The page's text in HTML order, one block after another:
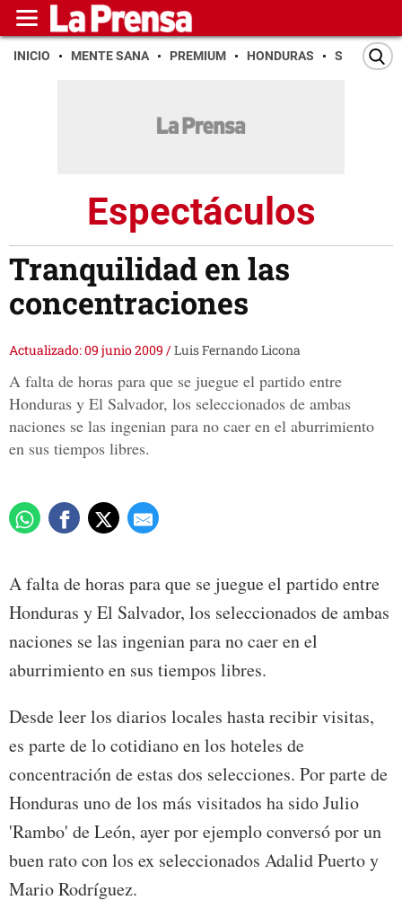
INICIO MENTE SANA PREMIUM HONDURAS SAN PEDRO
Espectáculos
Tranquilidad en las
concentraciones
Actualizado: 09 junio 2009 /Luis Fernando Licona
A falta de horas para que se juegue el partido entre
Honduras y El Salvador, los seleccionados de ambas
naciones se las ingenian para no caer en el aburrimiento
en sus tiempos libres.
A falta de horas para que se juegue el partido entre
Honduras y El Salvador, los seleccionados de ambas
naciones se las ingenian para no caer en el
aburrimiento en sus tiempos libres.
Desde leer los diarios locales hasta recibir visitas,
es parte de lo cotidiano en los hoteles de
concentración de estas dos selecciones. Por parte de
Honduras uno de los más visitados ha sido Julio
'Rambo' de León, ayer por ejemplo conversó por un
buen rato con los ex seleccionados Adalid Puerto y
Mario Rodríguez.